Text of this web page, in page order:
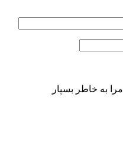
مرا به خاطر بسپار